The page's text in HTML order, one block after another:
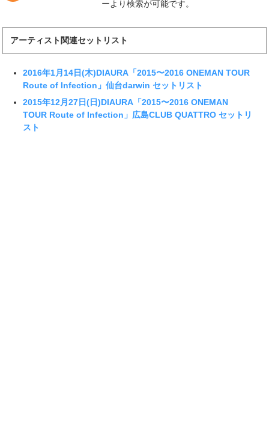
ーより検索が可能です。
アーティスト関連セットリスト
2016年1月14日(木)DIAURA「2015〜2016 ONEMAN TOUR
Route of Infection」仙台darwin セットリスト
2015年12月27日(日)DIAURA「2015〜2016 ONEMAN
TOUR Route of Infection」広島CLUB QUATTRO セットリ
スト